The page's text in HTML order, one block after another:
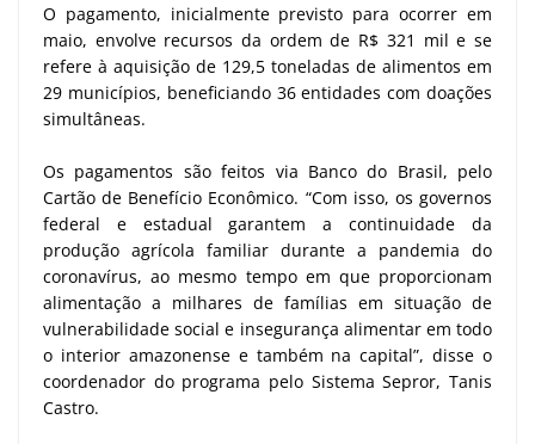
O pagamento, inicialmente previsto para ocorrer em
maio, envolve recursos da ordem de R$ 321 mil e se
refere à aquisição de 129,5 toneladas de alimentos em
29 municípios, beneficiando 36 entidades com doações
simultâneas.
Os pagamentos são feitos via Banco do Brasil, pelo
Cartão de Benefício Econômico. “Com isso, os governos
federal e estadual garantem a continuidade da
produção agrícola familiar durante a pandemia do
coronavírus, ao mesmo tempo em que proporcionam
alimentação a milhares de famílias em situação de
vulnerabilidade social e insegurança alimentar em todo
o interior amazonense e também na capital”, disse o
coordenador do programa pelo Sistema Sepror, Tanis
Castro.